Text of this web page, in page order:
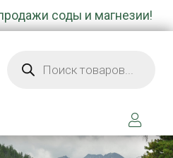
соды и магнезии!